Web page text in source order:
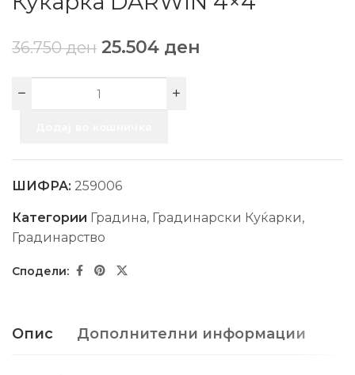
36.750ден 25.504 ден
ШИФРА: 259006
Категории Градина, Градинарски Куќарки,
Градинарство
Опис Дополнителни информации